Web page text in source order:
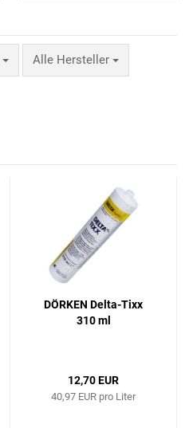
Alle Hersteller
DÖRKEN Delta-Tixx
310 ml
12,70 EUR
40,97 EUR pro Liter